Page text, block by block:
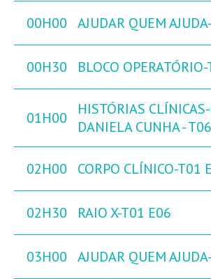
00H00 AJUDAR QUEM
00H30 BLOCO
01H00
HISTÓRIAS
DANIELA CUNHA -
02H00 CORPO CLÍNICO-T01
02H30 RAIO X-T01 E06
03H00 AJUDAR QUEM